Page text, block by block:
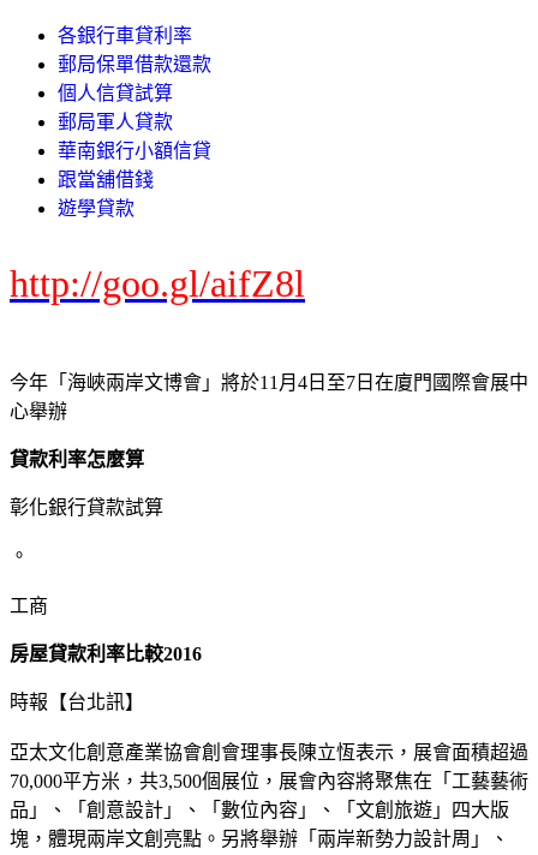
各銀行車貸利率
郵局保單借款還款
個人信貸試算
郵局軍人貸款
華南銀行小額信貸
跟當舖借錢
遊學貸款
http://goo.gl/aifZ8l
今年「海峽兩岸文博會」將於11月4日至7日在廈門國際會展中
心舉辦
貸款利率怎麼算
彰化銀行貸款試算
。
工商
房屋貸款利率比較2016
時報【台北訊】
亞太文化創意產業協會創會理事長陳立恆表示，展會面積超過
70,000平方米，共3,500個展位，展會內容將聚焦在「工藝藝術
品」、「創意設計」、「數位內容」、「文創旅遊」四大版
塊，體現兩岸文創亮點。另將舉辦「兩岸新勢力設計周」、